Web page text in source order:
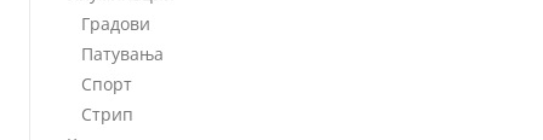
Градови
Патувања
Спорт
Стрип